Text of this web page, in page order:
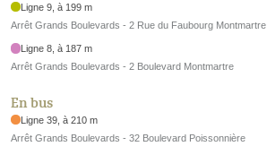
Ligne 9, à 199 m
Arrêt Grands Boulevards - 2 Rue du Faubourg Montmartre
Ligne 8, à 187 m
Arrêt Grands Boulevards - 2 Boulevard Montmartre
En bus
Ligne 39, à 210 m
Arrêt Grands Boulevards - 32 Boulevard Poissonnière